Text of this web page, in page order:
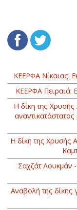
ΚΕΕΡΦΑ Νίκαιας:
ΚΕΕΡΦΑ Πειραιά:
Η δίκη της
Η δίκη της Χρυσής
Σαχζάτ Λουκμάν
Αναβολή της δίκης